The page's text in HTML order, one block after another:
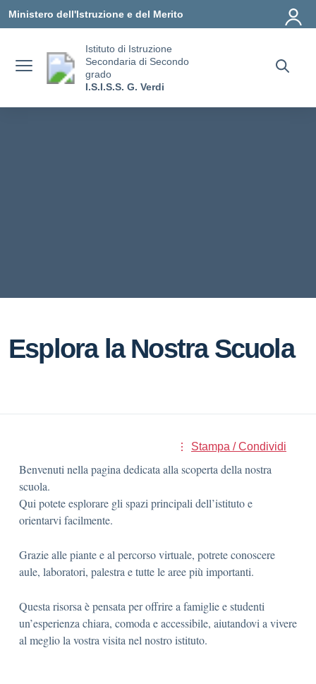
Ministero dell'Istruzione e del Merito
Istituto di Istruzione
Secondaria di Secondo
grado
I.S.I.S.S. G. Verdi
Esplora la Nostra Scuola
Stampa / Condividi
Benvenuti nella pagina dedicata alla scoperta della nostra
scuola.
Qui potete esplorare gli spazi principali dell’istituto e
orientarvi facilmente.
Grazie alle piante e al percorso virtuale, potrete conoscere
aule, laboratori, palestra e tutte le aree più importanti.
Questa risorsa è pensata per offrire a famiglie e studenti
un’esperienza chiara, comoda e accessibile, aiutandovi a vivere
al meglio la vostra visita nel nostro istituto.